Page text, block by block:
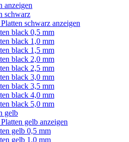
anzeigen
schwarz
schwarz anzeigen
black 0,5 mm
black 1,0 mm
black 1,5 mm
black 2,0 mm
black 2,5 mm
black 3,0 mm
black 3,5 mm
black 4,0 mm
black 5,0 mm
gelb
gelb anzeigen
gelb 0,5 mm
gelb 1,0 mm